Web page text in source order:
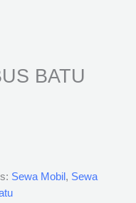
BATU
Sewa Mobil , Sewa